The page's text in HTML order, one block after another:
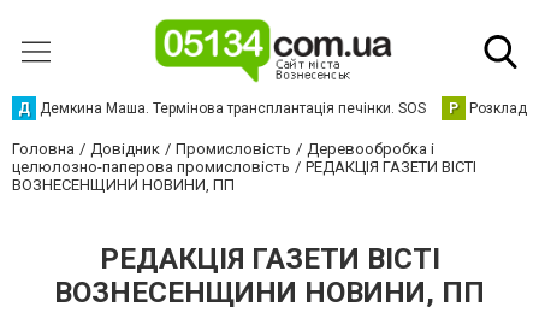
Д Демкина Маша. Термінова трансплантація печінки. SOS Р Розклад
Головна Довідник Промисловість
Деревообробка і
целюлозно-паперова промисловість
РЕДАКЦІЯ ГАЗЕТИ ВІСТІ
ВОЗНЕСЕНЩИНИ НОВИНИ, ПП
РЕДАКЦІЯ ГАЗЕТИ ВІСТІ
ВОЗНЕСЕНЩИНИ НОВИНИ, ПП